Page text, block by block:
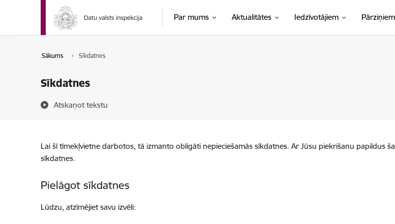
Pāriet uz lapas saturu
Par mums Aktualitātes Iedzīvotājiem Pārziņiem
Sākums Sīkdatnes
Sīkdatnes
Atskaņot tekstu
Lai šī tīmekļvietne darbotos, tā izmanto obligāti nepieciešamās sīkdatnes. Ar Jūsu piekrišanu papildus
sīkdatnes.
Pielāgot sīkdatnes
Lūdzu, atzīmējiet savu izvēli: